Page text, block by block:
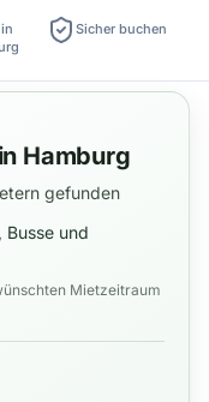
Sicher buchen
Hamburg
gefunden
Busse und
Mietzeitraum